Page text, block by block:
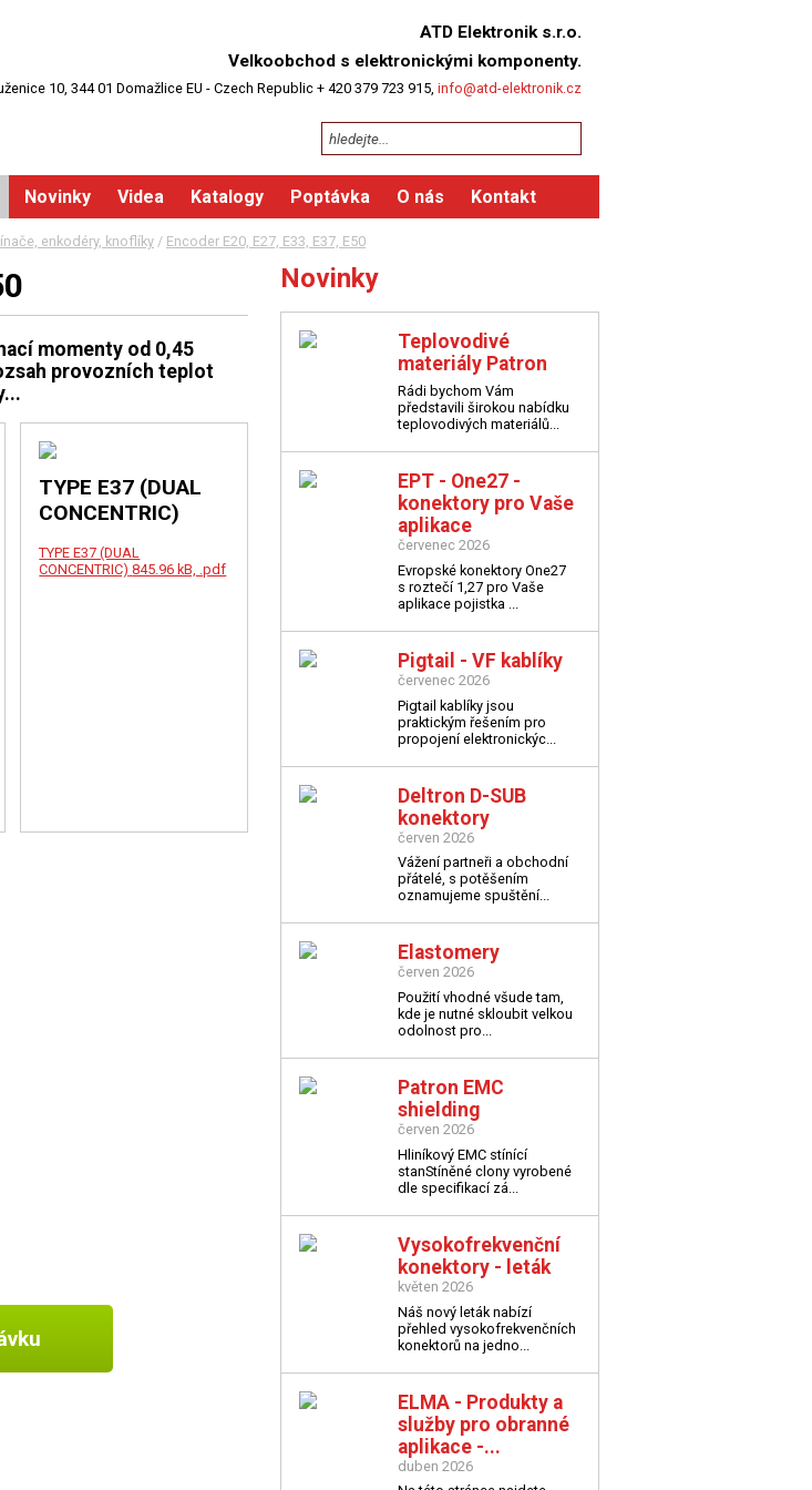
ATD Elektronik s.r.o.
Velkoobchod s elektronickými komponenty.
10, 344 01 Domažlice EU - Czech Republic + 420 379 723 915, info@atd-elektronik.cz
Novinky Videa Katalogy Poptávka O nás Kontakt
enkodéry, knoflíky / Encoder E20, E27, E33, E37, E50
momenty od 0,45
provozních teplot
TYPE E37 (DUAL
CONCENTRIC)
TYPE E37 (DUAL
CONCENTRIC) 845.96 kB, .pdf
Novinky
Teplovodivé
materiály Patron
Rádi bychom Vám
představili širokou nabídku
teplovodivých materiálů...
EPT - One27 -
konektory pro Vaše
aplikace
červenec 2026
Evropské konektory One27
s roztečí 1,27 pro Vaše
aplikace pojistka ...
Pigtail - VF kablíky
červenec 2026
Pigtail kablíky jsou
praktickým řešením pro
propojení elektronickýc...
Deltron D-SUB
konektory
červen 2026
Vážení partneři a obchodní
přátelé, s potěšením
oznamujeme spuštění...
Elastomery
červen 2026
Použití vhodné všude tam,
kde je nutné skloubit velkou
odolnost pro...
Patron EMC
shielding
červen 2026
Hliníkový EMC stínící
stanStíněné clony vyrobené
dle specifikací zá...
Vysokofrekvenční
konektory - leták
květen 2026
Náš nový leták nabízí
přehled vysokofrekvenčních
konektorů na jedno...
ELMA - Produkty a
služby pro obranné
aplikace -...
duben 2026